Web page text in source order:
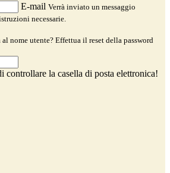
E-mail Verrà inviato un messaggio
necessarie.
nome utente? Effettua il reset della password
controllare la casella di posta elettronica!